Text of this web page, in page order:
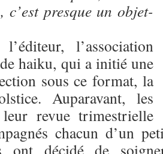
c’est presque un objet-
l’association
haiku, qui a initié une
sous ce format, la
Auparavant, les
revue trimestrielle
chacun d’un
décidé de